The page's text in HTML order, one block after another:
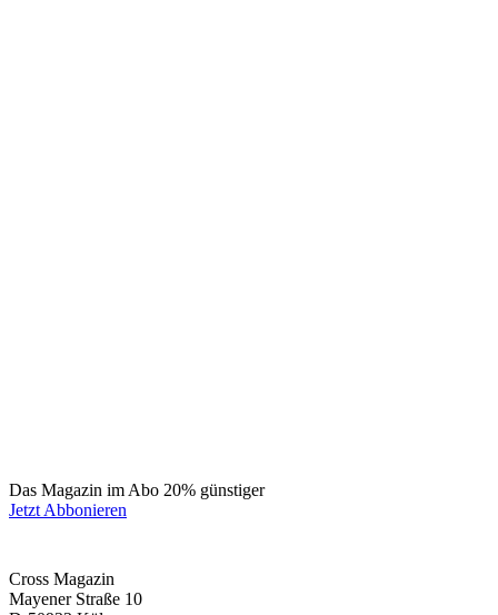
Das Magazin im Abo 20% günstiger
Jetzt Abbonieren
Cross Magazin
Mayener Straße 10